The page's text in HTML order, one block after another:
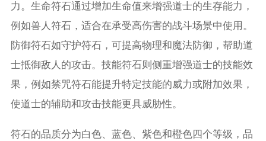
力。生命符石通过增加生命值来增强道士的生存能力，
例如兽人符石，适合在承受高伤害的战斗场景中使用。
防御符石如守护符石，可提高物理和魔法防御，帮助道
士抵御敌人的攻击。技能符石则侧重增强道士的技能效
果，例如禁咒符石能提升特定技能的威力或附加效果，
使道士的辅助和攻击技能更具威胁性。
符石的品质分为白色、蓝色、紫色和橙色四个等级，品